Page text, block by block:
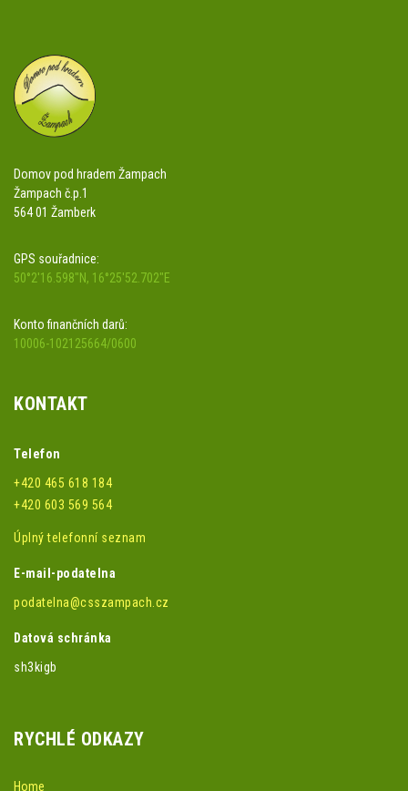
Domov pod hradem Žampach
Žampach č.p.1
564 01 Žamberk
GPS souřadnice:
50°2'16.598"N, 16°25'52.702"E
Konto finančních darů:
10006-102125664/0600
KONTAKT
Telefon
+420 465 618 184
+420 603 569 564
Úplný telefonní seznam
E-mail-podatelna
podatelna@csszampach.cz
Datová schránka
sh3kigb
RYCHLÉ ODKAZY
Home